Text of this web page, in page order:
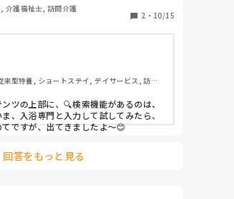
介護福祉士, 訪問介護
2 ・ 10/15
来型特養, ショートステイ, デイサービス, 訪問
ツの上部に、🔍検索機能があるのは、
、入浴専門と入力して試してみたら、
ですが、出てきましたよ〜😊
回答をもっと見る